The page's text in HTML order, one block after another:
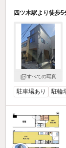
四ツ木駅より徒歩
すべての写真
駐車場あり 駐輪